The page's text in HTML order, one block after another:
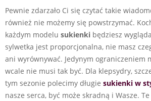
Pewnie zdarzało Ci się czytać takie
również nie możemy się powstrzymać.
każdym modelu sukienki będziesz
sylwetka jest proporcjonalna, nie masz
ani wyrównywać. Jedynym ograniczeniem
wcale nie musi tak być. Dla klepsydry,
tym sezonie polecimy długie sukienki w
nasze serca, być może skradną i Wasze. Te